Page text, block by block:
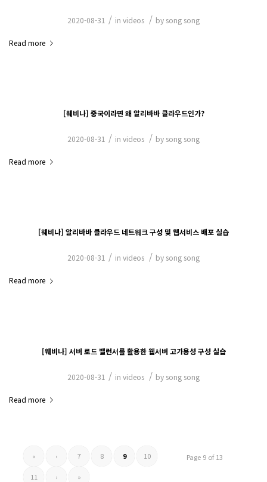
2020-08-31 / in videos / by song song
Read more
[웨비나] 중국이라면 왜 알리바바 클라우드인가?
2020-08-31 / in videos / by song song
Read more
[웨비나] 알리바바 클라우드 네트워크 구성 및 웹서비스 배포 실습
2020-08-31 / in videos / by song song
Read more
[웨비나] 서버 로드 밸런서를 활용한 웹서버 고가용성 구성 실습
2020-08-31 / in videos / by song song
Read more
Page 9 of 13
« ‹ 7 8 9 10
11 › »